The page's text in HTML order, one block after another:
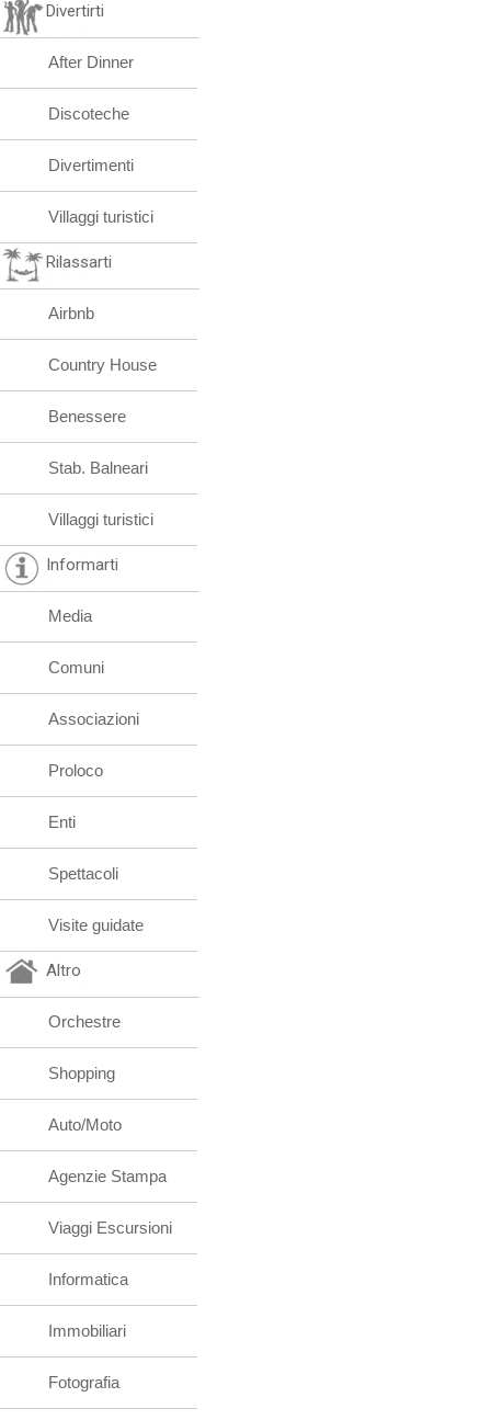
Divertirti
After Dinner
Discoteche
Divertimenti
Villaggi turistici
Rilassarti
Airbnb
Country House
Benessere
Stab. Balneari
Villaggi turistici
Informarti
Media
Comuni
Associazioni
Proloco
Enti
Spettacoli
Visite guidate
Altro
Orchestre
Shopping
Auto/Moto
Agenzie Stampa
Viaggi Escursioni
Informatica
Immobiliari
Fotografia